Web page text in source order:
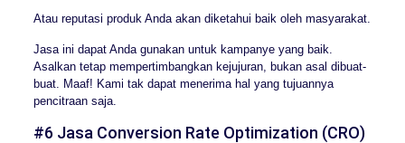
Atau reputasi produk Anda akan diketahui baik oleh masyarakat.
Jasa ini dapat Anda gunakan untuk kampanye yang baik.
Asalkan tetap mempertimbangkan kejujuran, bukan asal dibuat-
buat. Maaf! Kami tak dapat menerima hal yang tujuannya
pencitraan saja.
#6 Jasa Conversion Rate Optimization (CRO)